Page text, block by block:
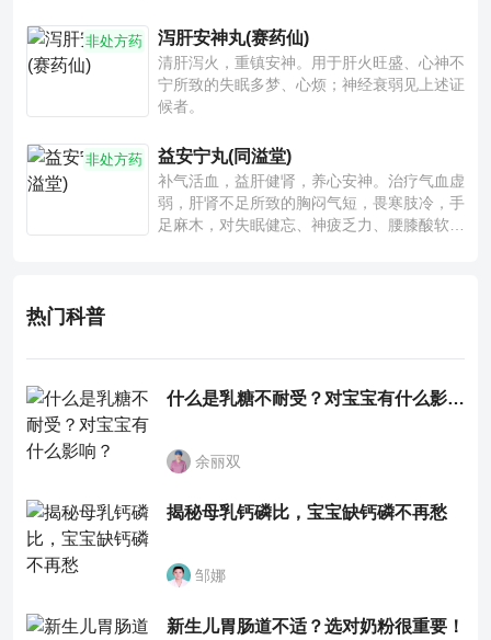
非处方药 泻肝安神丸(赛药仙)
清肝泻火，重镇安神。用于肝火旺盛、心神不
宁所致的失眠多梦、心烦；神经衰弱见上述证
候者。
非处方药 益安宁丸(同溢堂)
补气活血，益肝健肾，养心安神。治疗气血虚
弱，肝肾不足所致的胸闷气短，畏寒肢冷，手
足麻木，对失眠健忘、神疲乏力、腰膝酸软也
热门科普
什么是乳糖不耐受？对宝宝有什么影响？
余丽双
揭秘母乳钙磷比，宝宝缺钙磷不再愁
邹娜
新生儿胃肠道不适？选对奶粉很重要！